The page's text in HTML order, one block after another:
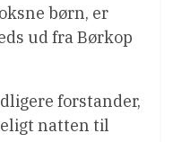
børn, er
ud fra Børkop
forstander,
natten til